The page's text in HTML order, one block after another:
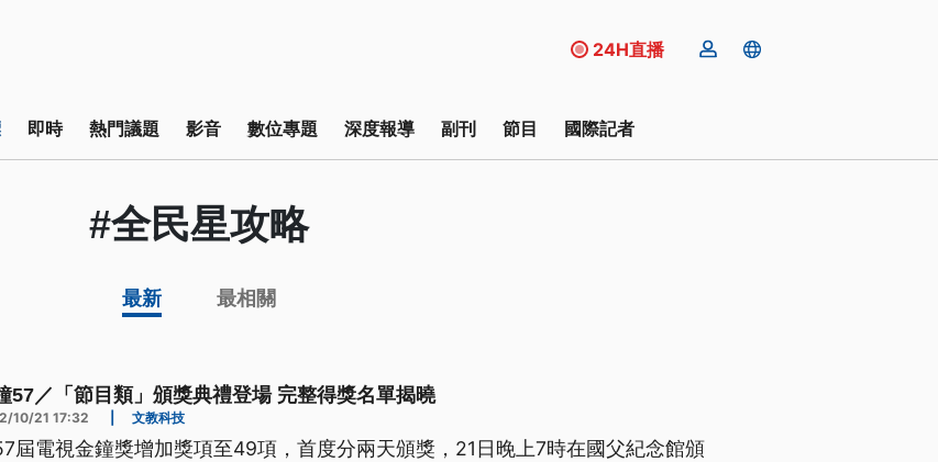
24H直播
即時 熱門議題 影音 數位專題 深度報導 副刊 節目 國際記者
#全民星攻略
最新 最相關
57／「節目類」頒獎典禮登場 完整得獎名單揭曉
10/21 17:32 文教科技
屆電視金鐘獎增加獎項至49項，首度分兩天頒獎，21日晚上7時在國父紀念館頒